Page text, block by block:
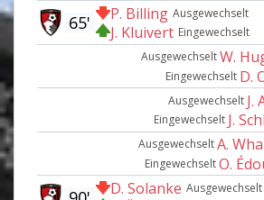
Ausgewechselt
P. Billing
Eingewechselt
J. Kluivert
65'
AusgewechseltW.
Eingewechselt D.
Ausgewechselt J.
Eingewechselt J.
AusgewechseltA.
EingewechseltO.
Ausgewechselt
D. Solanke